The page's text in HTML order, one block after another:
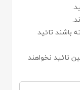
باشند تائید
تائید نخواهند